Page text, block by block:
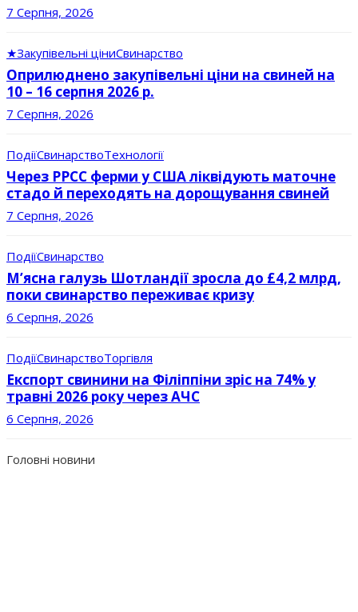
7 Серпня, 2026
★Закупівельні ціниСвинарство
Оприлюднено закупівельні ціни на свиней на
10 – 16 серпня 2026 р.
7 Серпня, 2026
ПодіїСвинарствоТехнології
Через РРСС ферми у США ліквідують маточне
стадо й переходять на дорощування свиней
7 Серпня, 2026
ПодіїСвинарство
М’ясна галузь Шотландії зросла до £4,2 млрд,
поки свинарство переживає кризу
6 Серпня, 2026
ПодіїСвинарствоТоргівля
Експорт свинини на Філіппіни зріс на 74% у
травні 2026 року через АЧС
6 Серпня, 2026
Головні новини